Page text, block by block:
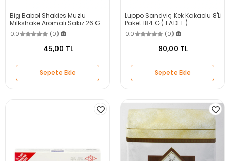
Big Babol Shakies Muzlu
Milkshake Aromalı Sakız 26 G
0.0 (0)
45,00 TL
Sepete Ekle
Luppo Sandviç Kek Kakaolu 8'Li
Paket 184 G ( 1 ADET )
0.0 (0)
80,00 TL
Sepete Ekle